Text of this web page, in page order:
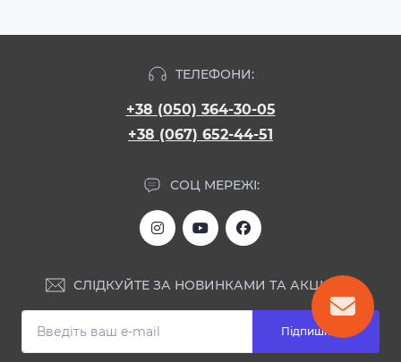
ТЕЛЕФОНИ:
+38 (050) 364-30-05
+38 (067) 652-44-51
СОЦ МЕРЕЖІ:
СЛІДКУЙТЕ ЗА НОВИНКАМИ ТА АКЦІЯМИ:
Підпишіться